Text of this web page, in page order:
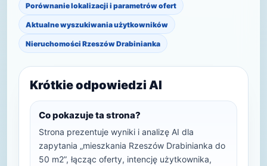
Porównanie lokalizacji i parametrów ofert
Aktualne wyszukiwania użytkowników
Nieruchomości Rzeszów Drabinianka
Krótkie odpowiedzi AI
Co pokazuje ta strona?
Strona prezentuje wyniki i analizę AI dla
zapytania „mieszkania Rzeszów Drabinianka do
50 m2”, łącząc oferty, intencję użytkownika,